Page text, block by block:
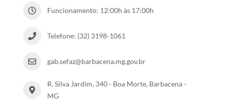
Conta de água (SAS)
Revistas
Funcionamento: 12:00h às 17:00h
Telefone: (32) 3198-1061
gab.sefaz@barbacena.mg.gov.br
R. Silva Jardim, 340 - Boa Morte, Barbacena -
MG